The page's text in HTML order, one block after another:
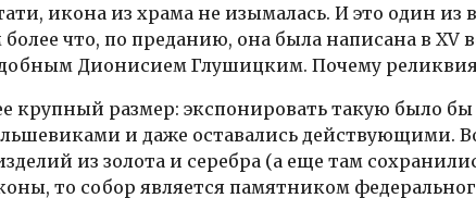
икона из храма не изымалась. И это один из
более что, по преданию, она была написана в
Дионисием Глушицким. Почему
крупный размер: экспонировать такую было
и даже оставались действующими.
из золота и серебра (а еще там
то собор является памятником